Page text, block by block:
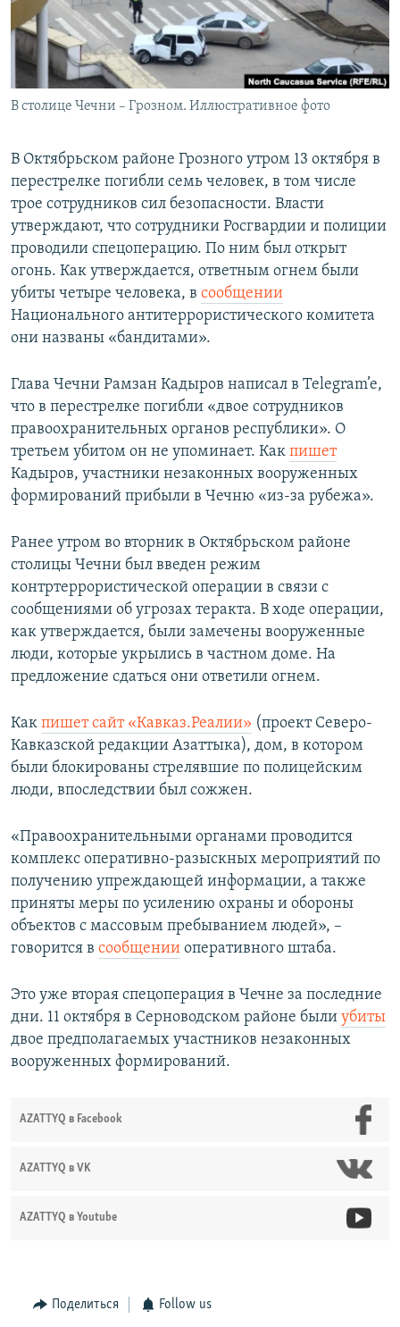
В столице Чечни – Грозном. Иллюстративное фото
В Октябрьском районе Грозного утром 13 октября в
перестрелке погибли семь человек, в том числе
трое сотрудников сил безопасности. Власти
утверждают, что сотрудники Росгвардии и полиции
проводили спецоперацию. По ним был открыт
огонь. Как утверждается, ответным огнем были
убиты четыре человека, в сообщении
Национального антитеррористического комитета
они названы «бандитами».
Глава Чечни Рамзан Кадыров написал в Telegram’e,
что в перестрелке погибли «двое сотрудников
правоохранительных органов республики». О
третьем убитом он не упоминает. Как пишет
Кадыров, участники незаконных вооруженных
формирований прибыли в Чечню «из-за рубежа».
Ранее утром во вторник в Октябрьском районе
столицы Чечни был введен режим
контртеррористической операции в связи с
сообщениями об угрозах теракта. В ходе операции,
как утверждается, были замечены вооруженные
люди, которые укрылись в частном доме. На
предложение сдаться они ответили огнем.
Как пишет сайт «Кавказ.Реалии» (проект Cеверо-
Кавказской редакции Азаттыка), дом, в котором
были блокированы стрелявшие по полицейским
люди, впоследствии был сожжен.
«Правоохранительными органами проводится
комплекс оперативно-разыскных мероприятий по
получению упреждающей информации, а также
приняты меры по усилению охраны и обороны
объектов с массовым пребыванием людей», –
говорится в сообщении оперативного штаба.
Это уже вторая спецоперация в Чечне за последние
дни. 11 октября в Серноводском районе были убиты
двое предполагаемых участников незаконных
вооруженных формирований.
AZATTYQ в Facebook
AZATTYQ в VK
AZATTYQ в Youtube
Поделиться Follow us